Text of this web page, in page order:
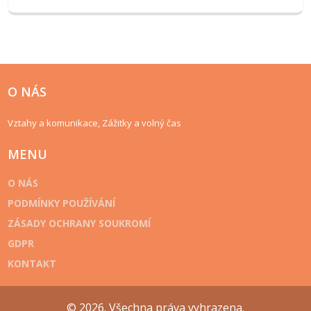
O NÁS
Vztahy a komunikace, Zážitky a volný čas
MENU
O NÁS
PODMÍNKY POUŽÍVÁNÍ
ZÁSADY OCHRANY SOUKROMÍ
GDPR
KONTAKT
© 2026. Všechna práva vyhrazena.